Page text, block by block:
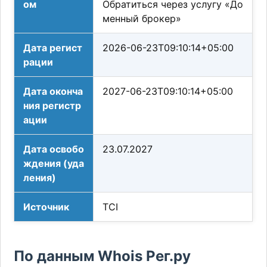
ом
Обратиться через услугу «До
менный брокер»
Дата регист
рации
2026-06-23T09:10:14+05:00
Дата оконча
ния регистр
ации
2027-06-23T09:10:14+05:00
Дата освобо
ждения (уда
ления)
23.07.2027
Источник TCI
По данным Whois Рег.ру